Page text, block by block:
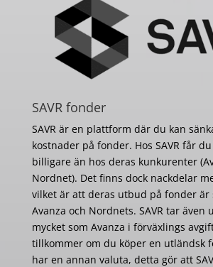
SAVR fonder
SAVR är en plattform där du kan
kostnader på fonder. Hos SAVR får
billigare än hos deras kunkurenter
Nordnet). Det finns dock nackdelar
vilket är att deras utbud på fonder är
Avanza och Nordnets. SAVR tar även
mycket som Avanza i förväxlings
tillkommer om du köper en utländsk
har en annan valuta, detta gör att